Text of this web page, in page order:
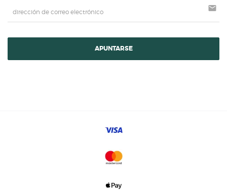
mail
APUNTARSE